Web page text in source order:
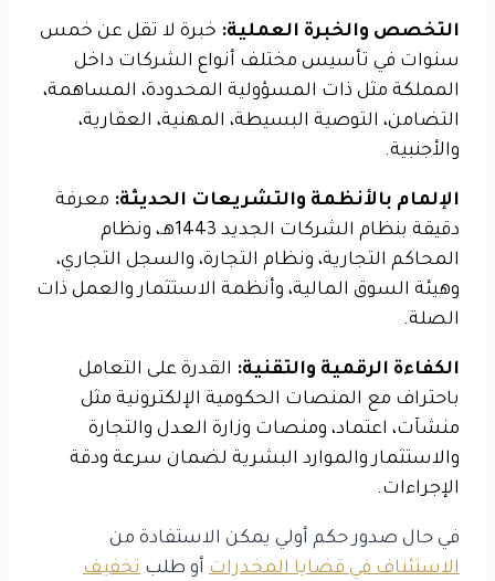
التخصص والخبرة العملية: خبرة لا تقل عن خمس
سنوات في تأسيس مختلف أنواع الشركات داخل
المملكة مثل ذات المسؤولية المحدودة، المساهمة،
التضامن، التوصية البسيطة، المهنية، العقارية،
والأجنبية.
الإلمام بالأنظمة والتشريعات الحديثة: معرفة
دقيقة بنظام الشركات الجديد 1443هـ، ونظام
المحاكم التجارية، ونظام التجارة، والسجل التجاري،
وهيئة السوق المالية، وأنظمة الاستثمار والعمل ذات
الصلة.
الكفاءة الرقمية والتقنية: القدرة على التعامل
باحتراف مع المنصات الحكومية الإلكترونية مثل
منشآت، اعتماد، ومنصات وزارة العدل والتجارة
والاستثمار والموارد البشرية لضمان سرعة ودقة
الإجراءات.
في حال صدور حكم أولي يمكن الاستفادة من
الاستئناف في قضايا المخدرات أو طلب تخفيف